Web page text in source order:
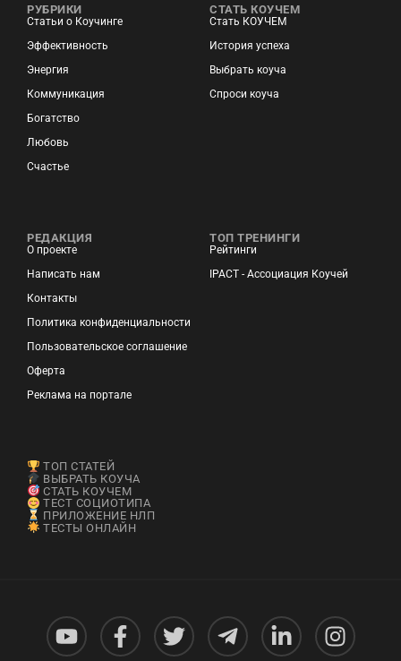
РУБРИКИ
Статьи о Коучинге
Эффективность
Энергия
Коммуникация
Богатство
Любовь
Счастье
СТАТЬ КОУЧЕМ
Стать КОУЧЕМ
История успеха
Выбрать коуча
Спроси коуча
РЕДАКЦИЯ
О проекте
Написать нам
Контакты
Политика конфиденциальности
Пользовательское соглашение
Оферта
Реклама на портале
ТОП ТРЕНИНГИ
Рейтинги
IPACT - Ассоциация Коучей
ТОП СТАТЕЙ
ВЫБРАТЬ КОУЧА
СТАТЬ КОУЧЕМ
ТЕСТ СОЦИОТИПА
ПРИЛОЖЕНИЕ НЛП
ТЕСТЫ ОНЛАЙН